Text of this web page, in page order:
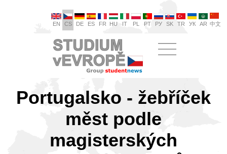
EN CS DE ES FR HU IT PL PT РУ SK TR УК AR 中文
Portugalsko - žebříček
měst podle
magisterských